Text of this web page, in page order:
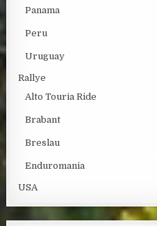
Panama
Peru
Uruguay
Rallye
Alto Touria Ride
Brabant
Breslau
Enduromania
USA